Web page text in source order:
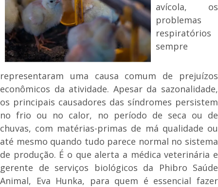
avícola, os
problemas
respiratórios
sempre
representaram uma causa comum de prejuízos
econômicos da atividade. Apesar da sazonalidade,
os principais causadores das síndromes persistem
no frio ou no calor, no período de seca ou de
chuvas, com matérias-primas de má qualidade ou
até mesmo quando tudo parece normal no sistema
de produção. É o que alerta a médica veterinária e
gerente de serviços biológicos da Phibro Saúde
Animal, Eva Hunka, para quem é essencial fazer